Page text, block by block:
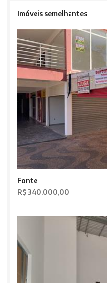
Imóveis semelhantes
Fonte
R$ 340.000,00